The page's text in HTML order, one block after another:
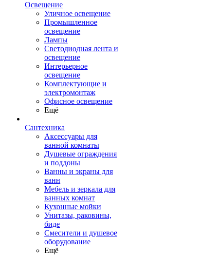
Освещение
Уличное освещение
Промышленное
освещение
Лампы
Светодиодная лента и
освещение
Интерьерное
освещение
Комплектующие и
электромонтаж
Офисное освещение
Ещё
Сантехника
Аксессуары для
ванной комнаты
Душевые ограждения
и поддоны
Ванны и экраны для
ванн
Мебель и зеркала для
ванных комнат
Кухонные мойки
Унитазы, раковины,
биде
Смесители и душевое
оборудование
Ещё